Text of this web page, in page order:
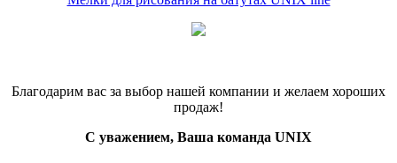
Благодарим вас за выбор нашей компании и желаем хороших
продаж!
С уважением, Ваша команда UNIX